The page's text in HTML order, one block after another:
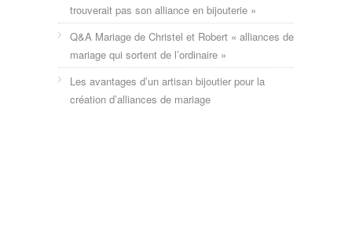
trouverait pas son alliance en bijouterie »
Q&A Mariage de Christel et Robert « alliances de
mariage qui sortent de l’ordinaire »
Les avantages d’un artisan bijoutier pour la
création d’alliances de mariage